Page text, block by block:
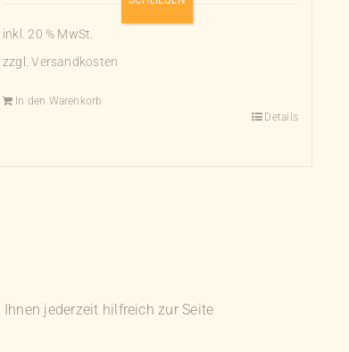
inkl. 20 % MwSt.
zzgl.Versandkosten
In den Warenkorb
Details
jederzeit hilfreich zur Seite